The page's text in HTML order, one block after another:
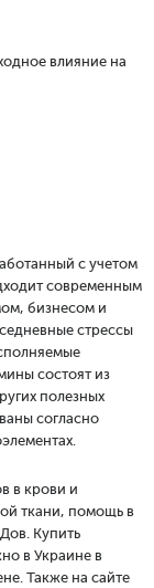
влияние на
с учетом
современным
бизнесом и
стрессы
состоят из
полезных
согласно
в крови и
ткани, помощь в
Купить
в Украине в
Также на сайте